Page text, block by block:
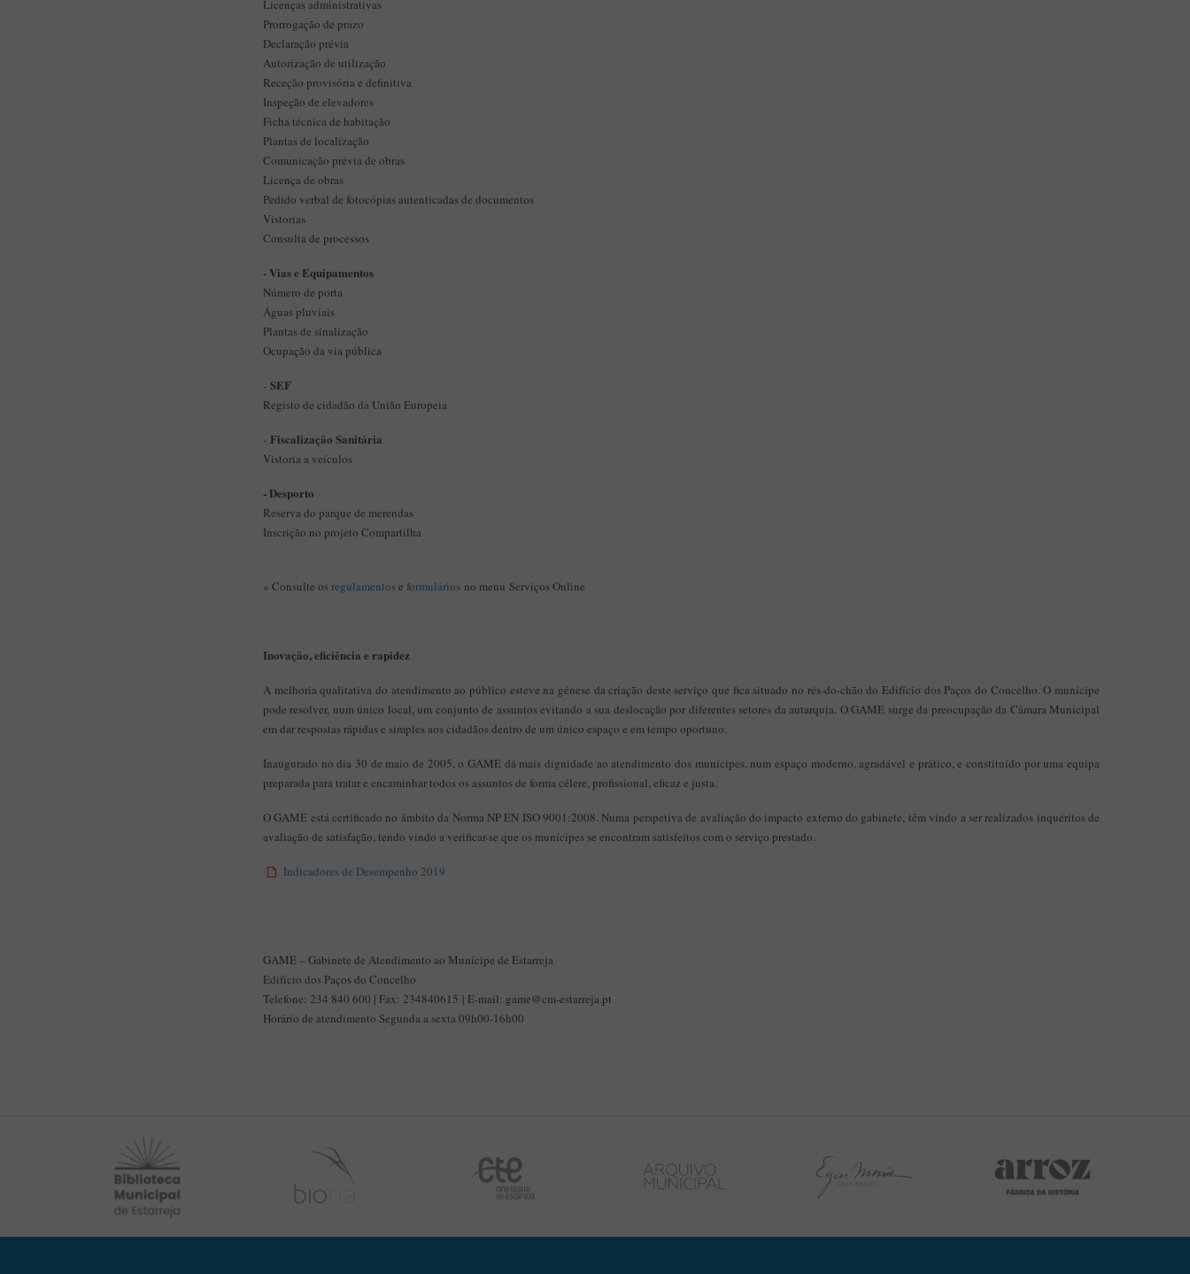
Licenças administrativas
Prorrogação de prazo
Declaração prévia
Autorização de utilização
Receção provisória e definitiva
Inspeção de elevadores
Ficha técnica de habitação
Plantas de localização
Comunicação prévia de obras
Licença de obras
Pedido verbal de fotocópias autenticadas de documentos
Vistorias
Consulta de processos
- Vias e Equipamentos
Número de porta
Águas pluviais
Plantas de sinalização
Ocupação da via pública
- SEF
Registo de cidadão da União Europeia
- Fiscalização Sanitária
Vistoria a veículos
- Desporto
Reserva do parque de merendas
Inscrição no projeto Compartilha
» Consulte osregulamentose formulários no menu Serviços Online
Inovação, eficiência e rapidez
A melhoria qualitativa do atendimento ao público esteve na génese da criação deste serviço que fica situado no rés-do-chão do Edifício dos Paços do Concelho. O munícipe
pode resolver, num único local, um conjunto de assuntos evitando a sua deslocação por diferentes setores da autarquia. O GAME surge da preocupação da Câmara Municipal
em dar respostas rápidas e simples aos cidadãos dentro de um único espaço e em tempo oportuno.
Inaugurado no dia 30 de maio de 2005, o GAME dá mais dignidade ao atendimento dos munícipes, num espaço moderno, agradável e prático, e constituído por uma equipa
preparada para tratar e encaminhar todos os assuntos de forma célere, profissional, eficaz e justa.
O GAME está certificado no âmbito da Norma NP EN ISO 9001:2008. Numa perspetiva de avaliação do impacto externo do gabinete, têm vindo a ser realizados inquéritos de
avaliação de satisfação, tendo vindo a verificar-se que os munícipes se encontram satisfeitos com o serviço prestado.
Indicadores de Desempenho 2019
GAME – Gabinete de Atendimento ao Munícipe de Estarreja
Edifício dos Paços do Concelho
Telefone: 234 840 600 | Fax: 234840615 | E-mail: game@cm-estarreja.pt
Horário de atendimento Segunda a sexta 09h00-16h00